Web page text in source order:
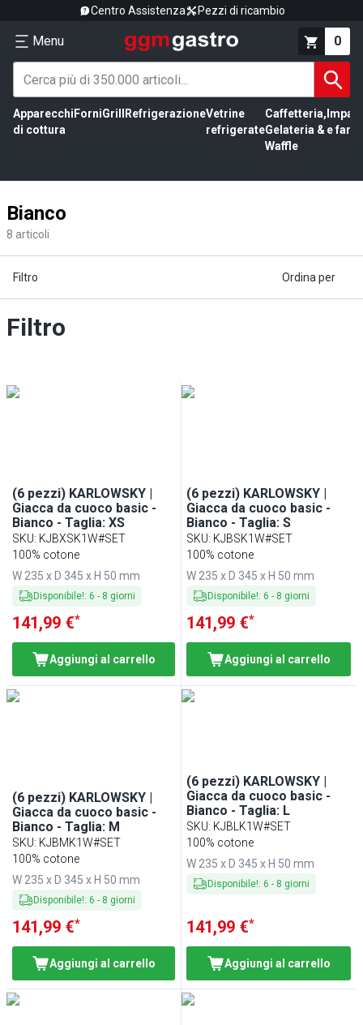
Centro Assistenza Pezzi di ricambio
Menu 0
Apparecchi
di cottura
ForniGrill RefrigerazioneVetrine
refrigerate
Caffetteria,
Gelateria &
Waffle
e
Bianco
8 articoli
Filtro Ordina per
Filtro
(6 pezzi) KARLOWSKY |
Giacca da cuoco basic -
Bianco - Taglia: XS
SKU: KJBXSK1W#SET
100% cotone
W 235 x D 345 x H 50 mm
Disponibile!: 6 - 8 giorni
141,99 €*
Aggiungi al carrello
(6 pezzi) KARLOWSKY |
Giacca da cuoco basic -
Bianco - Taglia: S
SKU: KJBSK1W#SET
100% cotone
W 235 x D 345 x H 50 mm
Disponibile!: 6 - 8 giorni
141,99 €*
Aggiungi al carrello
(6 pezzi) KARLOWSKY |
Giacca da cuoco basic -
Bianco - Taglia: M
SKU: KJBMK1W#SET
100% cotone
W 235 x D 345 x H 50 mm
Disponibile!: 6 - 8 giorni
141,99 €*
Aggiungi al carrello
(6 pezzi) KARLOWSKY |
Giacca da cuoco basic -
Bianco - Taglia: L
SKU: KJBLK1W#SET
100% cotone
W 235 x D 345 x H 50 mm
Disponibile!: 6 - 8 giorni
141,99 €*
Aggiungi al carrello